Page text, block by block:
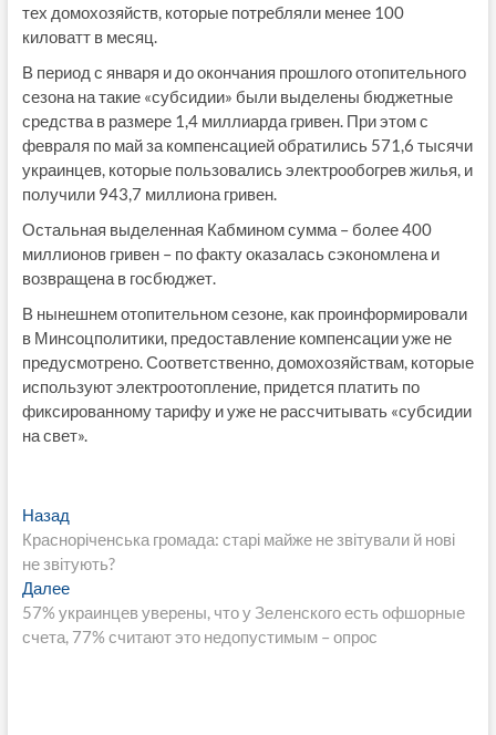
тех домохозяйств, которые потребляли менее 100
киловатт в месяц.
В период с января и до окончания прошлого отопительного
сезона на такие «субсидии» были выделены бюджетные
средства в размере 1,4 миллиарда гривен. При этом с
февраля по май за компенсацией обратились 571,6 тысячи
украинцев, которые пользовались электрообогрев жилья, и
получили 943,7 миллиона гривен.
Остальная выделенная Кабмином сумма – более 400
миллионов гривен – по факту оказалась сэкономлена и
возвращена в госбюджет.
В нынешнем отопительном сезоне, как проинформировали
в Минсоцполитики, предоставление компенсации уже не
предусмотрено. Соответственно, домохозяйствам, которые
используют электроотопление, придется платить по
фиксированному тарифу и уже не рассчитывать «субсидии
на свет».
Навигация
по
записям
НазадПредыдущая
запись:
Красноріченська громада: старі майже не звітували й нові
не звітують?
ДалееСледующая
запись:
57% украинцев уверены, что у Зеленского есть офшорные
счета, 77% считают это недопустимым – опрос